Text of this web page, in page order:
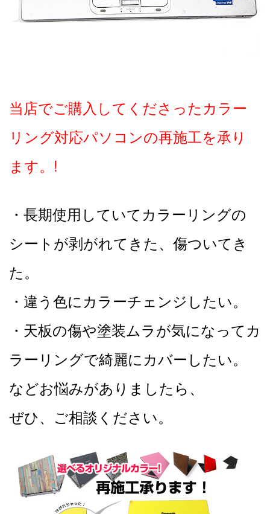
当店でご購入してくださったカラー
リング対応パソコンの再施工を承り
ます。!
・長期使用していてカラーリングの
シートが剥がれてきた、傷ついてき
た。
・違う色にカラーチェンジしたい。
・天板の傷や塗装ムラが気になってカ
ラーリングで綺麗にカバーしたい。
などお悩みがありましたら、
ぜひ、ご相談ください。